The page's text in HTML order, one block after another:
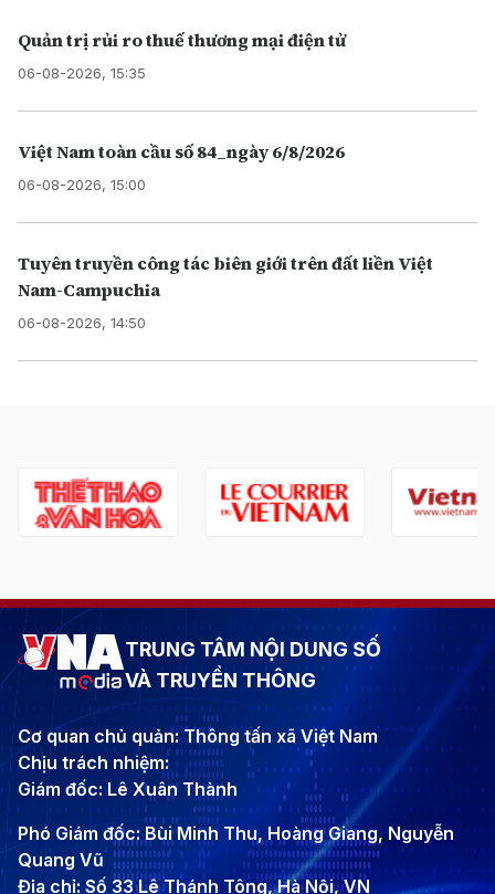
Quản trị rủi ro thuế thương mại điện tử
06-08-2026, 15:35
Việt Nam toàn cầu số 84_ngày 6/8/2026
06-08-2026, 15:00
Tuyên truyền công tác biên giới trên đất liền Việt
Nam-Campuchia
06-08-2026, 14:50
TRUNG TÂM NỘI DUNG SỐ
VÀ TRUYỀN THÔNG
Cơ quan chủ quản: Thông tấn xã Việt Nam
Chịu trách nhiệm:
Giám đốc: Lê Xuân Thành
Phó Giám đốc: Bùi Minh Thu, Hoàng Giang, Nguyễn
Quang Vũ
Địa chỉ: Số 33 Lê Thánh Tông, Hà Nội, VN